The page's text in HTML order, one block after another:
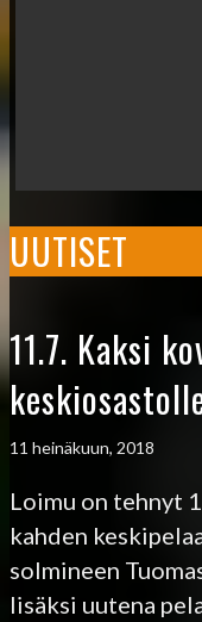
UUTISET
11.7. Kaksi
11 heinäkuun, 2018
Loimu on tehnyt
kahden
solmineen
lisäksi uutena